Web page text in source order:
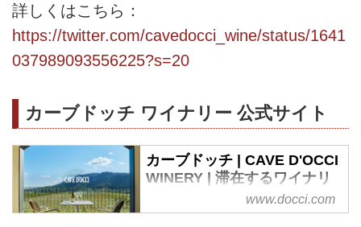
詳しくはこちら：
https://twitter.com/cavedocci_wine/status/1641
037989093556225?s=20
カーブドッチ ワイナリー 公式サイト
カーブドッチ | CAVE D'OCCI
WINERY | 滞在するワイナリ
www.docci.com